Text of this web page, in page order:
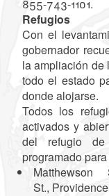
855-743-1101.
Refugios
Con el
gobernador
la ampliación de
todo el estado
donde alojarse.
Todos los
activados y
del refugio
programado
St., Providence